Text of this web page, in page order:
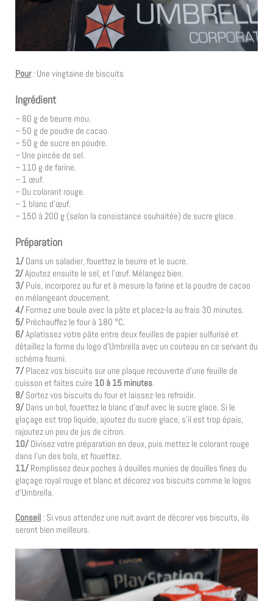
Pour: Une vingtaine de biscuits
Ingrédient
– 80 g de beurre mou.
– 50 g de poudre de cacao.
– 50 g de sucre en poudre.
– Une pincée de sel.
– 110 g de farine.
– 1 œuf.
– Du colorant rouge.
– 1 blanc d’œuf.
– 150 à 200 g (selon la consistance souhaitée) de sucre glace.
Préparation
1/ Dans un saladier, fouettez le beurre et le sucre.
2/Ajoutez ensuite le sel, et l’œuf. Mélangez bien.
3/ Puis, incorporez au fur et à mesure la farine et la poudre de cacao
en mélangeant doucement.
4/ Formez une boule avec la pâte et placez-la au frais 30 minutes.
5/ Préchauffez le four à 180 °C.
6/Aplatissez votre pâte entre deux feuilles de papier sulfurisé et
détaillez la forme du logo d’Umbrella avec un couteau en ce servant du
schéma fourni.
7/ Placez vos biscuits sur une plaque recouverte d’une feuille de
cuisson et faites cuire 10 à 15 minutes
8/ Sortez vos biscuits du four et laissez-les refroidir.
9/ Dans un bol, fouettez le blanc d’œuf avec le sucre glace. Si le
glaçage est trop liquide, ajoutez du sucre glace, s’il est trop épais,
rajoutez un peu de jus de citron.
10/ Divisez votre préparation en deux, puis mettez le colorant rouge
dans l’un des bols, et fouettez.
11/ Remplissez deux poches à douilles munies de douilles fines du
glaçage royal rouge et blanc et décorez vos biscuits comme le logos
d’Umbrella.
Conseil : Si vous attendez une nuit avant de décorer vos biscuits, ils
seront bien meilleurs.